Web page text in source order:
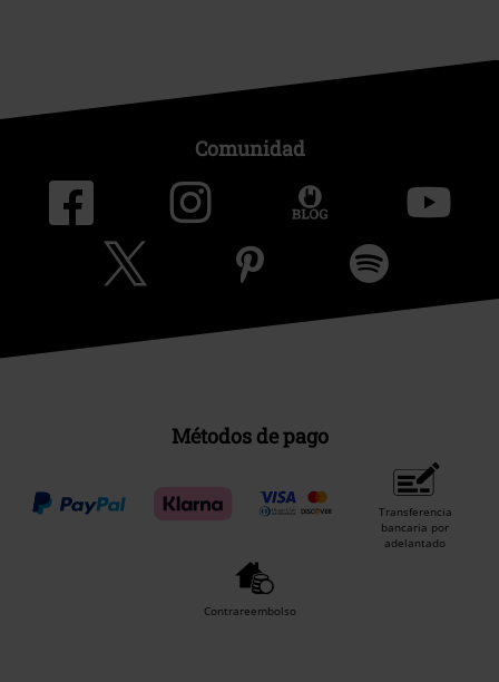
Comunidad
Métodos de pago
Transferencia
bancaria por
adelantado
Contrareembolso